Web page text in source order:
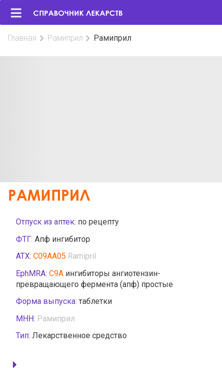
Главная Рамиприл Рамиприл
РАМИПРИЛ
Отпуск из аптек: по рецепту
ФТГ: Апф ингибитор
АТХ: C09AA05 Ramipril
EphMRA: C9A ингибиторы ангиотензин-
превращающего фермента (апф) простые
Форма выпуска: таблетки
МНН: Рамиприл
Тип: Лекарственное средство